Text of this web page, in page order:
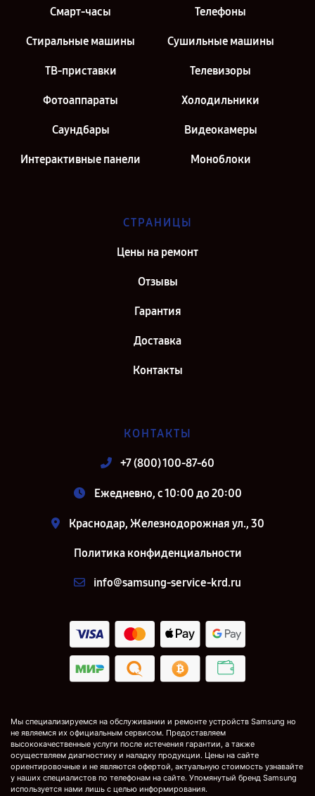
Смарт-часы Телефоны
Стиральные машины Сушильные машины
ТВ-приставки Телевизоры
Фотоаппараты Холодильники
Саундбары Видеокамеры
Интерактивные панели Моноблоки
СТРАНИЦЫ
Цены на ремонт
Отзывы
Гарантия
Доставка
Контакты
КОНТАКТЫ
+7 (800) 100-87-60
Ежедневно, с 10:00 до 20:00
Краснодар, Железнодорожная ул., 30
Политика конфиденциальности
info@samsung-service-krd.ru
Мы специализируемся на обслуживании и ремонте устройств Samsung но
не являемся их официальным сервисом. Предоставляем
высококачественные услуги после истечения гарантии, а также
осуществляем диагностику и наладку продукции. Цены на сайте
ориентировочные и не являются офертой, актуальную стоимость узнавайте
у наших специалистов по телефонам на сайте. Упомянутый бренд Samsung
используется нами лишь с целью информирования.